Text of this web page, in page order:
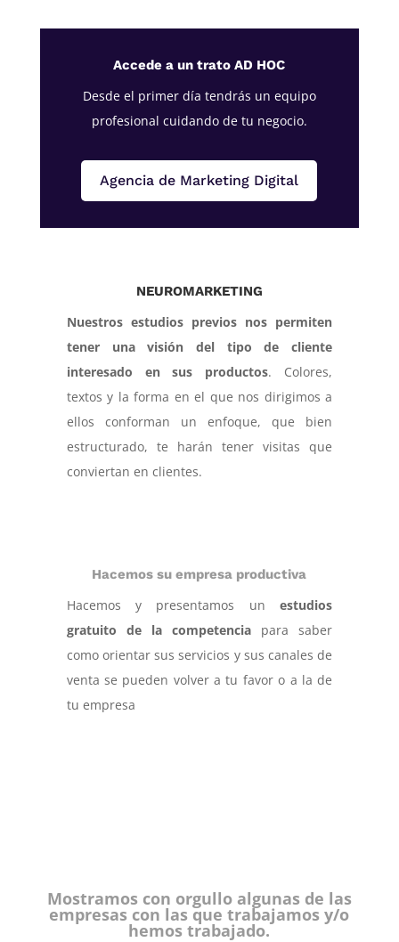
Accede a un trato AD HOC
Desde el primer día tendrás un equipo
profesional cuidando de tu negocio.
Agencia de Marketing Digital
NEUROMARKETING
Nuestros estudios previos nos permiten
tener una visión del tipo de cliente
interesado en sus productos. Colores,
textos y la forma en el que nos dirigimos a
ellos conforman un enfoque, que bien
estructurado, te harán tener visitas que
conviertan en clientes.
Hacemos su empresa productiva
Hacemos y presentamos unestudios
gratuito de la competencia para saber
como orientar sus servicios y sus canales de
venta se pueden volver a tu favor o a la de
tu empresa
Mostramos con orgullo algunas de las
empresas con las que trabajamos y/o
hemos trabajado.